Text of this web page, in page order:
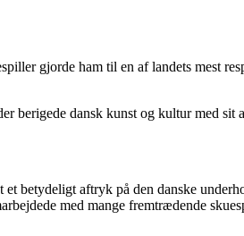
gjorde ham til en af landets mest
berigede dansk kunst og kultur med sit
betydeligt aftryk på den danske
med mange fremtrædende